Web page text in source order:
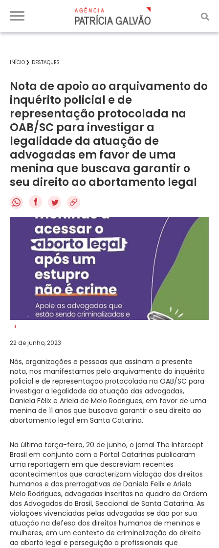
INÍCIO DESTAQUES
Nota de apoio ao arquivamento do
inquérito policial e de
representação protocolada na
OAB/SC para investigar a
legalidade da atuação de
advogadas em favor de uma
menina que buscava garantir o
seu direito ao abortamento legal
f
22 de junho, 2023
Nós, organizações e pessoas que assinam a presente
nota, nos manifestamos pelo arquivamento do inquérito
policial e de representação protocolada na OAB/SC para
investigar a legalidade da atuação das advogadas,
Daniela Félix e Ariela de Melo Rodrigues, em favor de uma
menina de 11 anos que buscava garantir o seu direito ao
abortamento legal em Santa Catarina.
Na última terça-feira, 20 de junho, o jornal The Intercept
Brasil em conjunto com o Portal Catarinas publicaram
uma reportagem em que descreviam recentes
acontecimentos que caracterizam violação dos direitos
humanos e das prerrogativas de Daniela Felix e Ariela
Melo Rodrigues, advogadas inscritas no quadro da Ordem
dos Advogados do Brasil, Seccional de Santa Catarina. As
violações vivenciadas pelas advogadas se dão por sua
atuação na defesa dos direitos humanos de meninas e
mulheres, em um contexto de criminalização do direito
ao aborto legal e perseguição a profissionais que